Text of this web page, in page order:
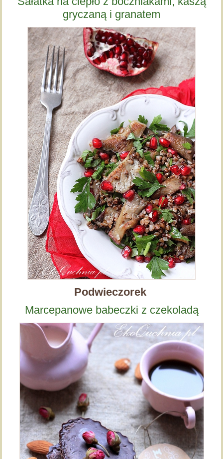
gryczaną i granatem
Podwieczorek
Marcepanowe babeczki z czekoladą